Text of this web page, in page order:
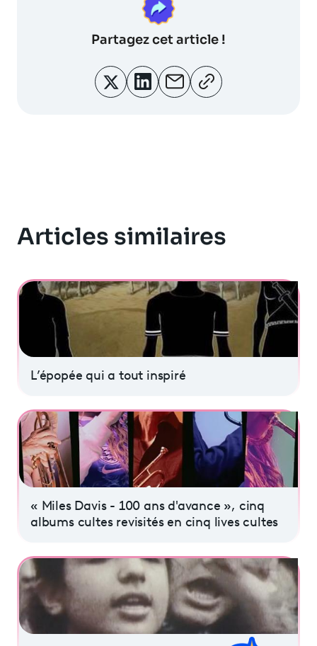
Partagezcet article !
Articles similaires
L’épopée qui a tout inspiré
« Miles Davis - 100 ans d'avance », cinq
albums cultes revisités en cinq lives cultes